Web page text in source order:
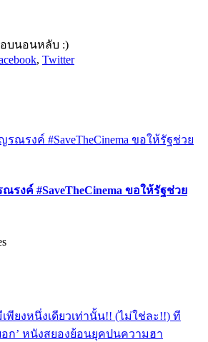
บนอนหลับ :)
, Twitter
งค์ #SaveTheCinema ขอให้รัฐช่วย